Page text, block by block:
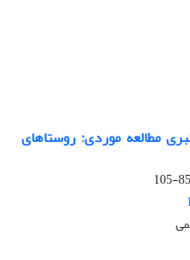
مطالعه موردی: روستاهای
85-105